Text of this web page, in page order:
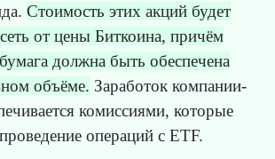
Стоимость этих акций будет
от цены Биткоина, причём
должна быть обеспечена
объёме. Заработок компании-
комиссиями, которые
операций с ETF.